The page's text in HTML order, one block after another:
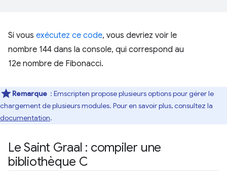
Si vous exécutez ce code, vous devriez voir le
nombre 144 dans la console, qui correspond au
12e nombre de Fibonacci.
Remarque : Emscripten propose plusieurs options pour gérer le
chargement de plusieurs modules. Pour en savoir plus, consultez la
documentation.
Le Saint Graal : compiler une
bibliothèque C